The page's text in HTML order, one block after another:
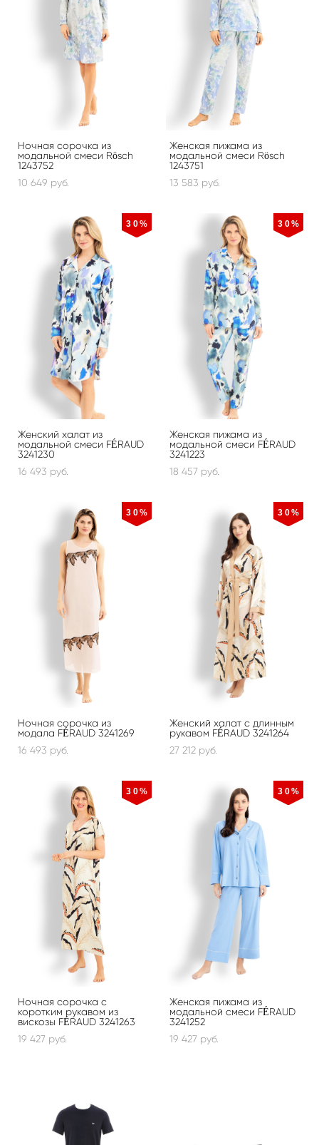
Ночная сорочка из
модальной смеси Rösch
1243752
10 649 pуб.
Женская пижама из
модальной смеси Rösch
1243751
13 583 pуб.
30%
Женский халат из
модальной смеси FÉRAUD
3241230
16 493 pуб.
30%
Женская пижама из
модальной смеси FÉRAUD
3241223
18 457 pуб.
30%
Ночная сорочка из
модала FÉRAUD 3241269
16 493 pуб.
30%
Женский халат с длинным
рукавом FÉRAUD 3241264
27 212 pуб.
30%
Ночная сорочка с
коротким рукавом из
вискозы FÉRAUD 3241263
19 427 pуб.
30%
Женская пижама из
модальной смеси FÉRAUD
3241252
19 427 pуб.